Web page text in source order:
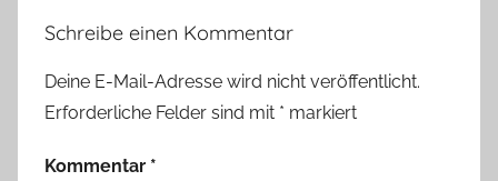
Schreibe einen Kommentar
Deine E-Mail-Adresse wird nicht veröffentlicht.
Erforderliche Felder sind mit * markiert
Kommentar *